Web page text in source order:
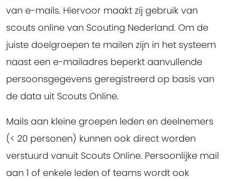
van e-mails. Hiervoor maakt zij gebruik van
scouts online van Scouting Nederland. Om de
juiste doelgroepen te mailen zijn in het systeem
naast een e-mailadres beperkt aanvullende
persoonsgegevens geregistreerd op basis van
de data uit Scouts Online.
Mails aan kleine groepen leden en deelnemers
(< 20 personen) kunnen ook direct worden
verstuurd vanuit Scouts Online. Persoonlijke mail
aan 1 of enkele leden of teams wordt ook